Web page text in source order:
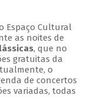
Espaço Cultural
as noites de
, que no
gratuitas da
o
de concertos
variadas, todas